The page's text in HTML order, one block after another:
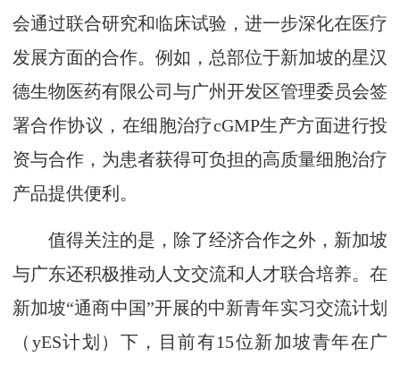
会通过联合研究和临床试验，进一步深化在医疗
发展方面的合作。例如，总部位于新加坡的星汉
德生物医药有限公司与广州开发区管理委员会签
署合作协议，在细胞治疗cGMP生产方面进行投
资与合作，为患者获得可负担的高质量细胞治疗
产品提供便利。
值得关注的是，除了经济合作之外，新加坡
与广东还积极推动人文交流和人才联合培养。在
新加坡“通商中国”开展的中新青年实习交流计划
（yES计划）下，目前有15位新加坡青年在广